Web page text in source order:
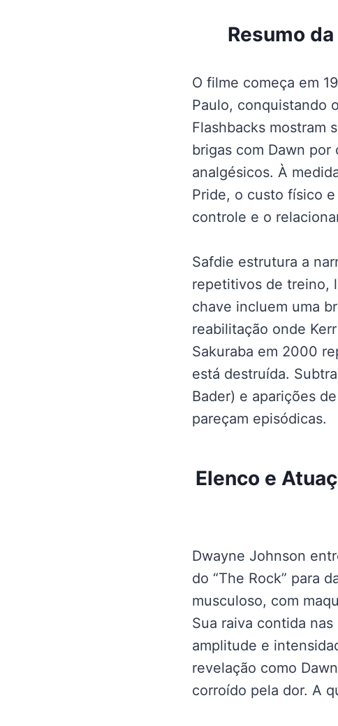
Resumo
O filme começa em
Paulo, conquistando
Flashbacks mostram
brigas com Dawn
analgésicos. À
Pride, o custo físico
controle e o
Safdie estrutura a
repetitivos de treino,
chave incluem uma
reabilitação onde
Sakuraba em 2000
está destruída.
Bader) e aparições
pareçam episódicas.
Elenco e
Dwayne Johnson
do “The Rock” para
musculoso, com
Sua raiva contida
amplitude e
revelação como
corroído pela dor. A